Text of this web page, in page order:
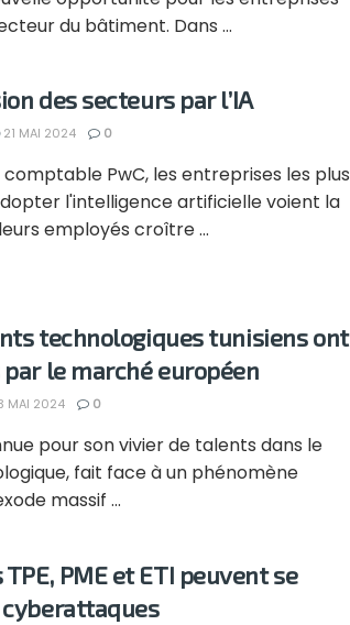
du bâtiment. Dans ...
des secteurs par l’IA
21 MAI 2024 0
PwC, les entreprises les plus
l'intelligence artificielle voient la
employés croître ...
technologiques tunisiens ont
le marché européen
MAI 2024 0
pour son vivier de talents dans le
fait face à un phénomène
massif ...
PME et ETI peuvent se